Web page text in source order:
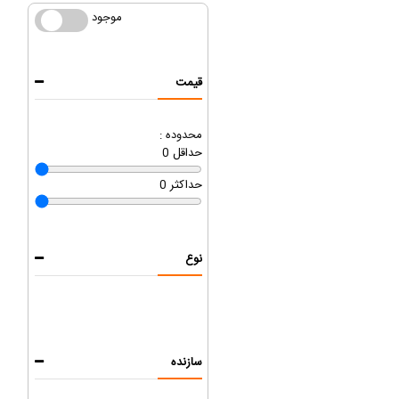
موجود موجود
قیمت
محدوده :
0 حداقل
0 حداکثر
نوع
سازنده